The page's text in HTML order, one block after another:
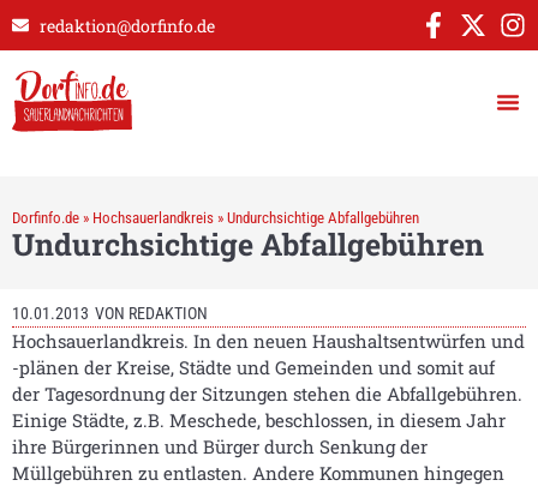
redaktion@dorfinfo.de
Dorfinfo.de » Hochsauerlandkreis » Undurchsichtige Abfallgebühren
Undurchsichtige Abfallgebühren
10.01.2013 VON REDAKTION
Hochsauerlandkreis. In den neuen Haushaltsentwürfen und
-plänen der Kreise, Städte und Gemeinden und somit auf
der Tagesordnung der Sitzungen stehen die Abfallgebühren.
Einige Städte, z.B. Meschede, beschlossen, in diesem Jahr
ihre Bürgerinnen und Bürger durch Senkung der
Müllgebühren zu entlasten. Andere Kommunen hingegen